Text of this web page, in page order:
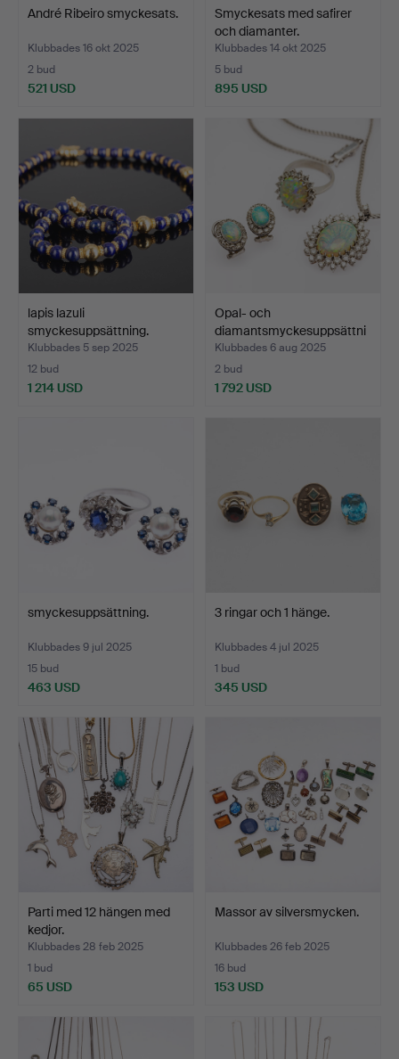
André Ribeiro smyckesats.
Klubbades 16 okt 2025
2 bud
521 USD
Smyckesats med safirer
och diamanter.
Klubbades 14 okt 2025
5 bud
895 USD
lapis lazuli
smyckesuppsättning.
Klubbades 5 sep 2025
12 bud
1 214 USD
Opal- och
diamantsmyckesuppsättni
ng.
Klubbades 6 aug 2025
2 bud
1 792 USD
smyckesuppsättning.
Klubbades 9 jul 2025
15 bud
463 USD
3 ringar och 1 hänge.
Klubbades 4 jul 2025
1 bud
345 USD
Parti med 12 hängen med
kedjor.
Klubbades 28 feb 2025
1 bud
65 USD
Massor av silversmycken.
Klubbades 26 feb 2025
16 bud
153 USD